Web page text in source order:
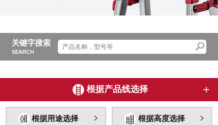
关键字搜索
SEARCH
根据产品线选择
根据用途选择 根据高度选择